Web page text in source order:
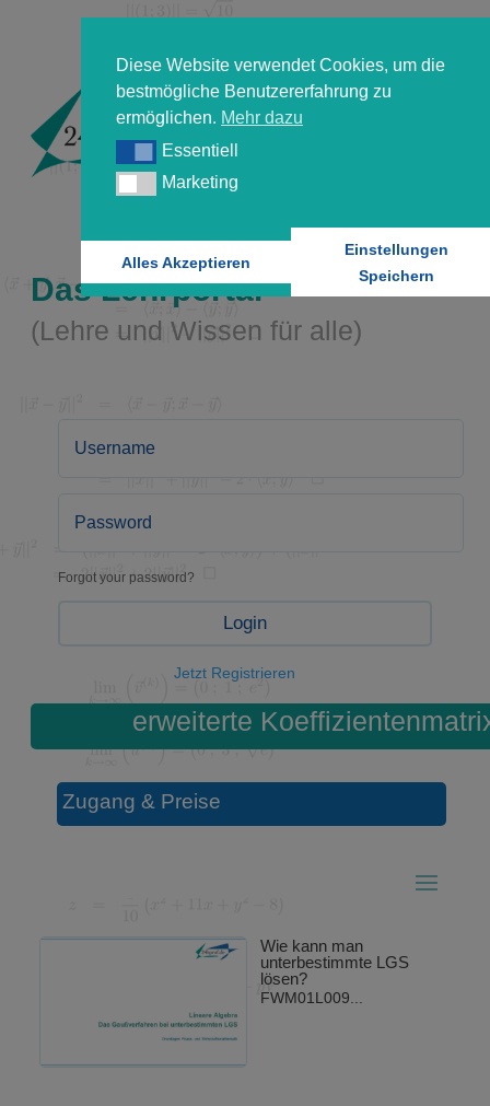
Diese Website verwendet Cookies, um die
bestmögliche Benutzererfahrung zu
ermöglichen. Mehr dazu
EssentiellEssentiell
MarketingMarketing
Alles Akzeptieren
Einstellungen
Speichern
Das Lehrportal
(Lehre und Wissen für alle)
Forgot your password?
Login
Jetzt Registrieren
erweiterte
Zugang & Preise
Wie kann man
unterbestimmte LGS
lösen?
FWM01L009...